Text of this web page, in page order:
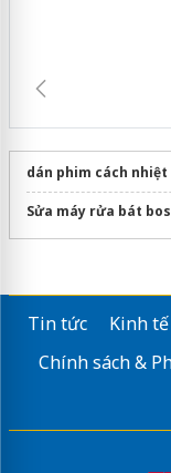
dán phim cách nhiệt
Sửa máy rửa bát
Tin tức Kinh tế
Chính sách &